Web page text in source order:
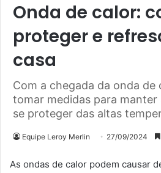
Onda de calor:
proteger e
casa
Com a chegada da onda de
tomar medidas para manter
se proteger das altas
Equipe Leroy Merlin 27/09/2024
As ondas de calor podem causar